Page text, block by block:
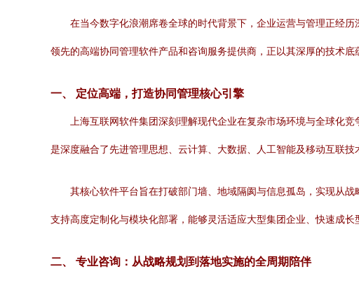
在当今数字化浪潮席卷全球的时代背景下，企业运营与管理正经
领先的高端协同管理软件产品和咨询服务提供商，正以其深厚的技术
一、 定位高端，打造协同管理核心引擎
上海互联网软件集团深刻理解现代企业在复杂市场环境与全球化
是深度融合了先进管理思想、云计算、大数据、人工智能及移动互联技
其核心软件平台旨在打破部门墙、地域隔阂与信息孤岛，实现从
支持高度定制化与模块化部署，能够灵活适应大型集团企业、快速成
二、 专业咨询：从战略规划到落地实施的全周期陪伴